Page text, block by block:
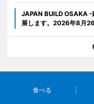
JAPAN BUILD OSAKA -
展します。2026年8月
食べる